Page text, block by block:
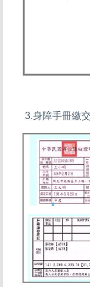
3.身障手冊繳